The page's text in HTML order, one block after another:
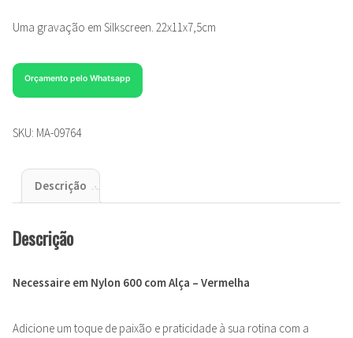
Uma gravação em Silkscreen. 22x11x7,5cm
Orçamento pelo Whatsapp
SKU: MA-09764
Descrição
Descrição
Necessaire em Nylon 600 com Alça – Vermelha
Adicione um toque de paixão e praticidade à sua rotina com a